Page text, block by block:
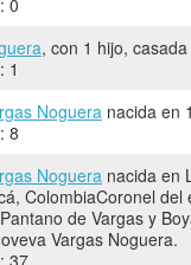
0
, con 1 hijo,
1
Noguera nacida en
8
Noguera nacida en
ColombiaCoronel
de Vargas y
Vargas Noguera.